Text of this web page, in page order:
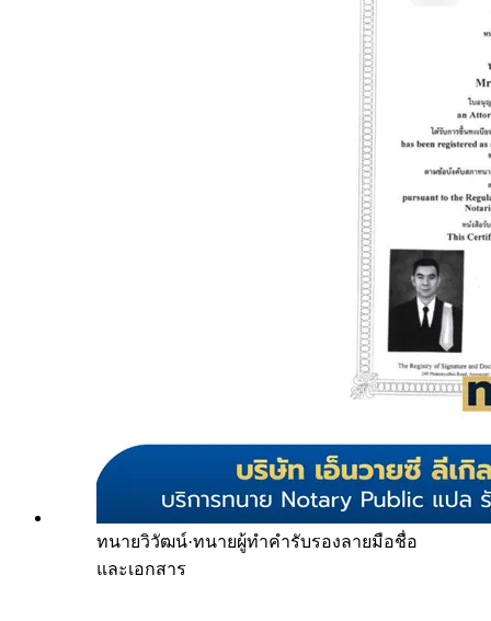
ทนายวิวัฒน์·ทนายผู้ทำคำรับรองลายมือชื่อ
และเอกสาร